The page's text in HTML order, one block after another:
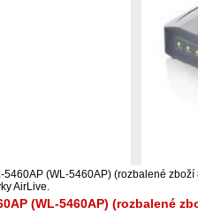
(WL-5460AP) (rozbalené
AirLive.
(WL-5460AP) (rozbalené